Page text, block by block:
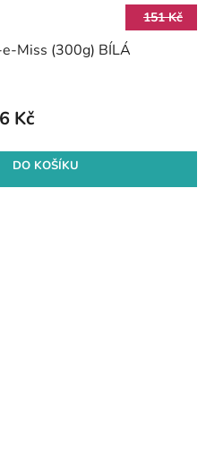
151 Kč
Miss (300g) BÍLÁ
Kč
DO KOŠÍKU